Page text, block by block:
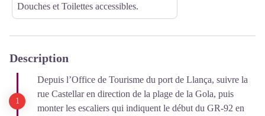
Douches et Toilettes accessibles.
Description
Depuis l’Office de Tourisme du port de Llança, suivre la
rue Castellar en direction de la plage de la Gola, puis
monter les escaliers qui indiquent le début du GR-92 en